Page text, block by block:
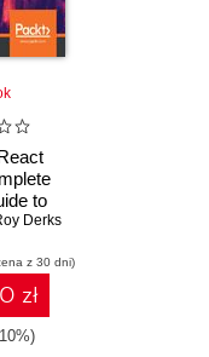
to
mobile
Edition
Derks
z 30 dni)
zł